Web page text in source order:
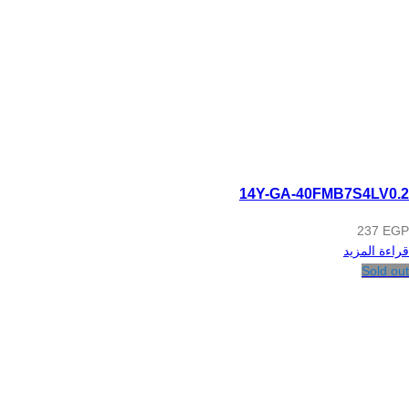
14Y-GA-40FMB7S4LV0.2
237 EGP
قراءة المزيد
Sold out